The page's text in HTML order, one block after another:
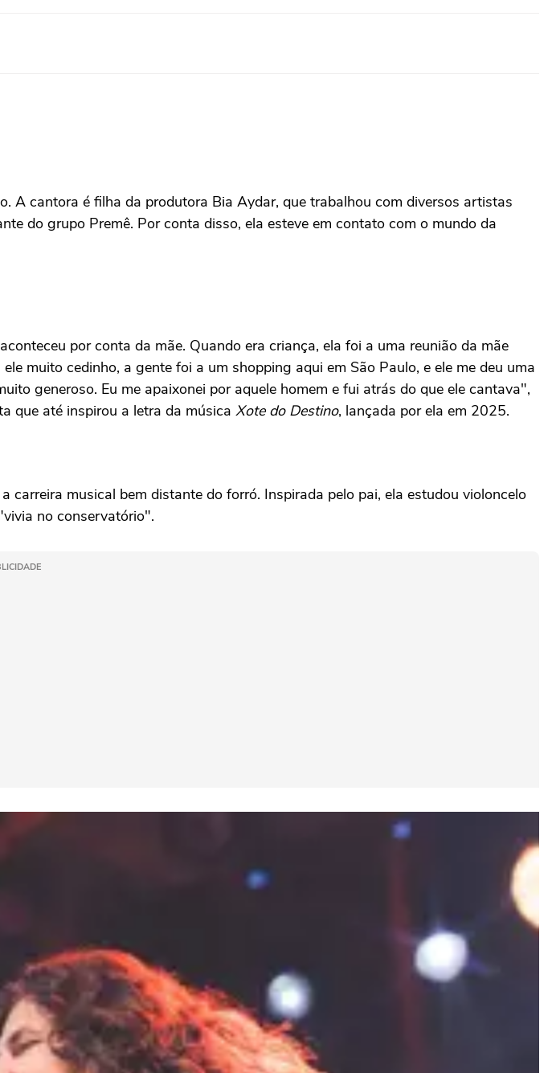
A cantora é filha da produtora Bia Aydar, que trabalhou com diversos artistas
do grupo Premê. Por conta disso, ela esteve em contato com o mundo da
por conta da mãe. Quando era criança, ela foi a uma reunião da mãe
muito cedinho, a gente foi a um shopping aqui em São Paulo, e ele me deu uma
generoso. Eu me apaixonei por aquele homem e fui atrás do que ele cantava",
que até inspirou a letra da música Xote do Destino, lançada por ela em 2025.
musical bem distante do forró. Inspirada pelo pai, ela estudou violoncelo
no conservatório".